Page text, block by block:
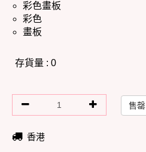
彩色畫板
彩色
畫板
存貨量 : 0
售罄
香港